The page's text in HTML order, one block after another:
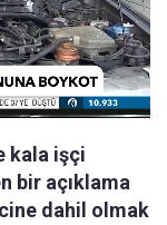
kala işçi
bir açıklama
dahil olmak